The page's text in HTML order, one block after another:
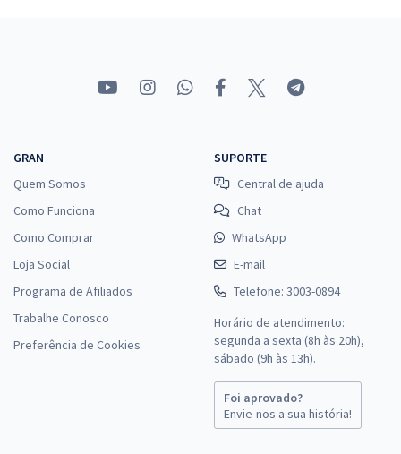
TJ SC - Tribunal de Justiça do Estado de Santa Catarina - Analista
R$52,72
Economize R$ 158,16 (-20%)
Comprar
TJ SC - Tribunal de Justiça do Estado de Santa Catarina -
Conhecimentos Específicos para o Cargo de Técnico Judiciário
Auxiliar
à vista
R$21,99
Economize R$ 65,96 (-20%)
Comprar
GRAN
Quem Somos
Como Funciona
Como Comprar
Loja Social
Programa de Afiliados
Trabalhe Conosco
Preferência de Cookies
SUPORTE
Central de ajuda
Chat
WhatsApp
E-mail
Telefone: 3003-0894
Horário de atendimento:
segunda a sexta (8h às 20h),
sábado (9h às 13h).
Foi aprovado?
Envie-nos a sua história!